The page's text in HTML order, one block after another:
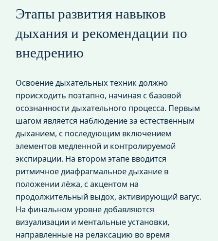
Этапы развития навыков
дыхания и рекомендации по
внедрению
Освоение дыхательных техник должно
происходить поэтапно, начиная с базовой
осознанности дыхательного процесса. Первым
шагом является наблюдение за естественным
дыханием, с последующим включением
элементов медленной и контролируемой
экспирации. На втором этапе вводится
ритмичное диафрагмальное дыхание в
положении лёжа, с акцентом на
продолжительный выдох, активирующий вагус.
На финальном уровне добавляются
визуализации и ментальные установки,
направленные на релаксацию во время